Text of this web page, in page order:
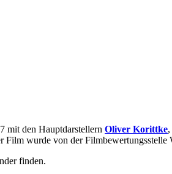
mit den Hauptdarstellern Oliver Korittke,
wurde von der Filmbewertungsstelle
finden.